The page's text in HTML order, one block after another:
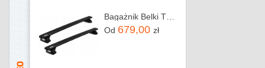
Bagażnik Belki Thule WingBar Evo 135 black czarne
Od 679,00 zł